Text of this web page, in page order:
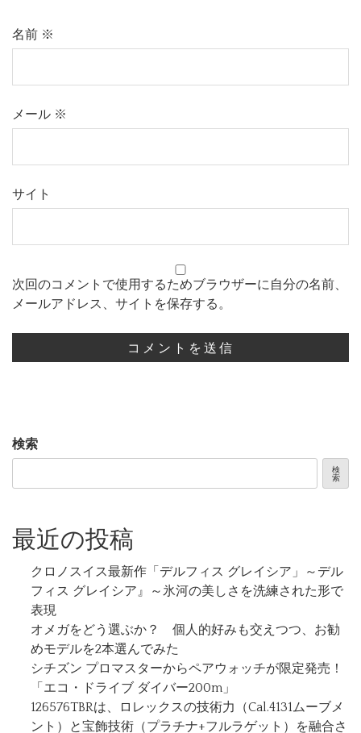
名前 ※
メール ※
サイト
次回のコメントで使用するためブラウザーに自分の名前、
メールアドレス、サイトを保存する。
検索
検
索
最近の投稿
クロノスイス最新作「デルフィス グレイシア」～デル
フィス グレイシア』～氷河の美しさを洗練された形で
表現
オメガをどう選ぶか？ 個人的好みも交えつつ、お勧
めモデルを2本選んでみた
シチズン プロマスターからペアウォッチが限定発売！
「エコ・ドライブ ダイバー200m」
126576TBRは、ロレックスの技術力（Cal.4131ムーブメ
ント）と宝飾技術（プラチナ+フルラゲット）を融合さ